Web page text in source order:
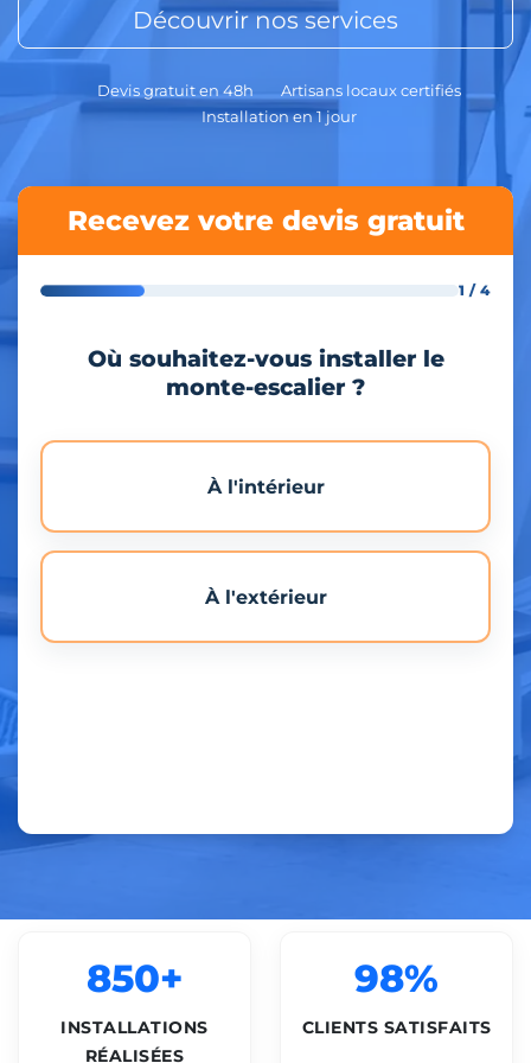
Découvrir nos services
Devis gratuit en 48h
Artisans locaux certifiés
Installation en 1 jour
Recevez votre devis gratuit
1 / 4
Où souhaitez-vous installer le
monte-escalier ?
À l'intérieur
À l'extérieur
850+
INSTALLATIONS
RÉALISÉES
98%
CLIENTS SATISFAITS